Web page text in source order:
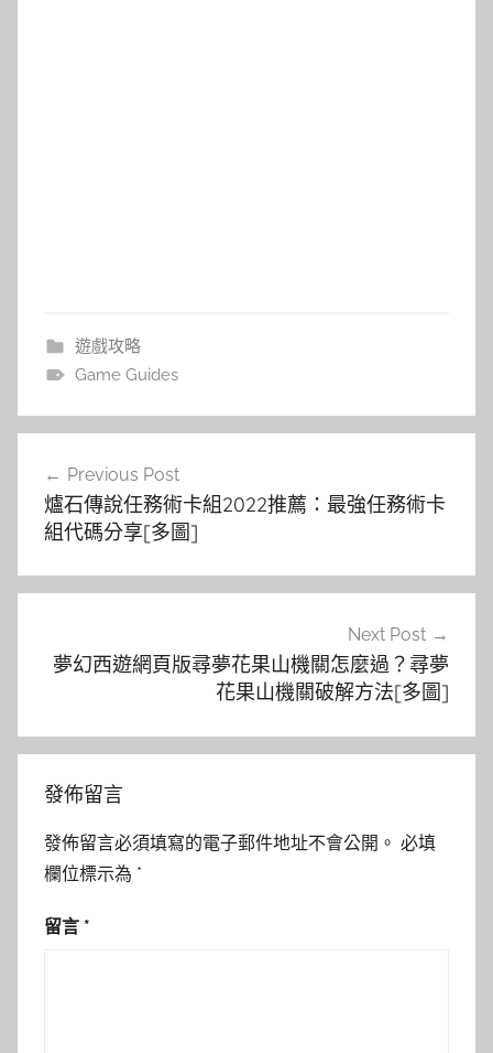
遊戲攻略
Game Guides
導
覽
Previous Post
爐石傳說任務術卡組2022推薦：最強任務術卡
組代碼分享[多圖]
Next Post
夢幻西遊網頁版尋夢花果山機關怎麼過？尋夢
花果山機關破解方法[多圖]
發佈留言
發佈留言必須填寫的電子郵件地址不會公開。 必填
欄位標示為 *
留言 *